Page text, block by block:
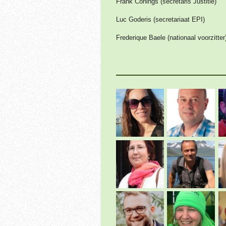
Luc Goderis (secretariaat EPI)
Frederique Baele (nationaal